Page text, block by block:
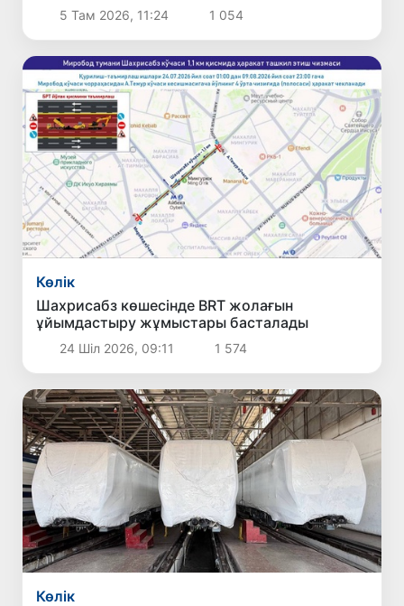
5 Там 2026, 11:24 1 054
Көлік
Шахрисабз көшесінде BRT жолағын
ұйымдастыру жұмыстары басталады
24 Шіл 2026, 09:11 1 574
Көлік